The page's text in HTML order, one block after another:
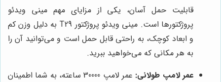
قابلیت حمل آسان، یکی از مزایای مهم مینی ویدئو
پروژکتورها است. مینی ویدئو پروژکتور T29 به دلیل وزن کم
و ابعاد کوچک، به راحتی قابل حمل است و می‌توانید آن را
به هر مکانی که می‌خواهید ببرید.
عمر لامپ طولانی:
عمر لامپ 30000 ساعته، به شما اطمینان